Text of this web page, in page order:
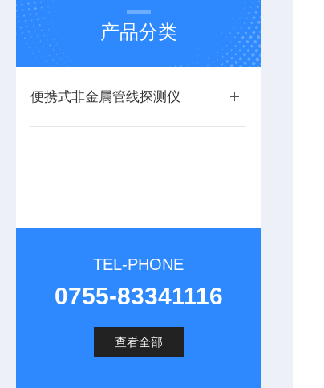
产品分类
便携式非金属管线探测仪
TEL-PHONE
0755-83341116
查看全部